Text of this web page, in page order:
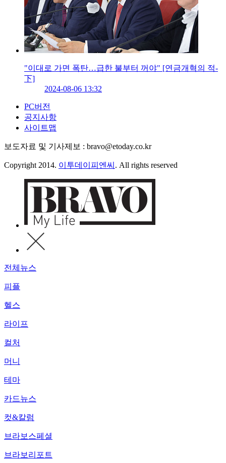
"이대로 가면 폭탄…급한 불부터 꺼야" [연금개혁의 적-
下]
2024-08-06 13:32
PC버전
공지사항
사이트맵
보도자료 및 기사제보 : bravo@etoday.co.kr
Copyright 2014. 이투데이피엔씨 . All rights reserved
전체뉴스
피플
헬스
라이프
컬처
머니
테마
카드뉴스
컷&칼럼
브라보스페셜
브라보리포트